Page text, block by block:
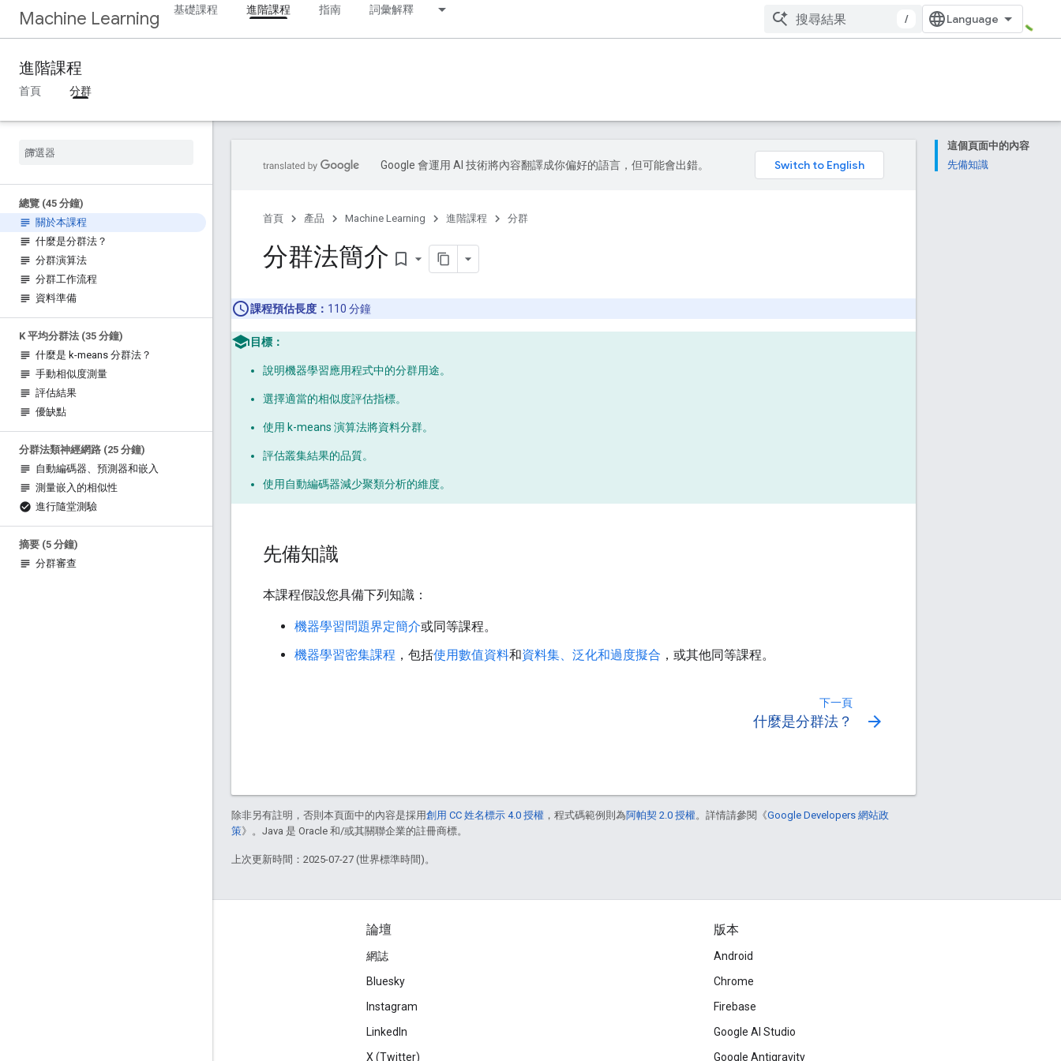
Machine Learning 基礎課程 進階課程 指南 詞彙解釋
/
進階課程
首頁 分群
總覽 (45 分鐘)
關於本課程
什麼是分群法？
分群演算法
分群工作流程
資料準備
K 平均分群法 (35 分鐘)
什麼是 k-means 分群法？
手動相似度測量
評估結果
優缺點
分群法類神經網路 (25 分鐘)
自動編碼器、預測器和嵌入
測量嵌入的相似性
進行隨堂測驗
摘要 (5 分鐘)
分群審查
這個頁面中的內容
先備知識
Google 會運用 AI 技術將內容翻譯成你偏好的語言，但可能會出錯。
首頁 產品 Machine Learning 進階課程 分群
分群法簡介 bookmark_border
課程預估長度： 110 分鐘
目標：
說明機器學習應用程式中的分群用途。
選擇適當的相似度評估指標。
使用 k-means 演算法將資料分群。
評估叢集結果的品質。
使用自動編碼器減少聚類分析的維度。
先備知識
本課程假設您具備下列知識：
機器學習問題界定簡介或同等課程。
機器學習密集課程 ，包括使用數值資料和資料集、泛化和過度擬合 ，或其他同等課程。
下一頁
什麼是分群法？ arrow_forward
除非另有註明，否則本頁面中的內容是採用創用 CC 姓名標示 4.0 授權 ，程式碼範例則為阿帕契 2.0 授權。詳情請參閱《Google Developers 網站政
策》。Java 是 Oracle 和/或其關聯企業的註冊商標。
上次更新時間：2025-07-27 (世界標準時間)。
論壇
網誌
Bluesky
Instagram
LinkedIn
X (Twitter)
版本
Android
Chrome
Firebase
Google AI Studio
Google Antigravity